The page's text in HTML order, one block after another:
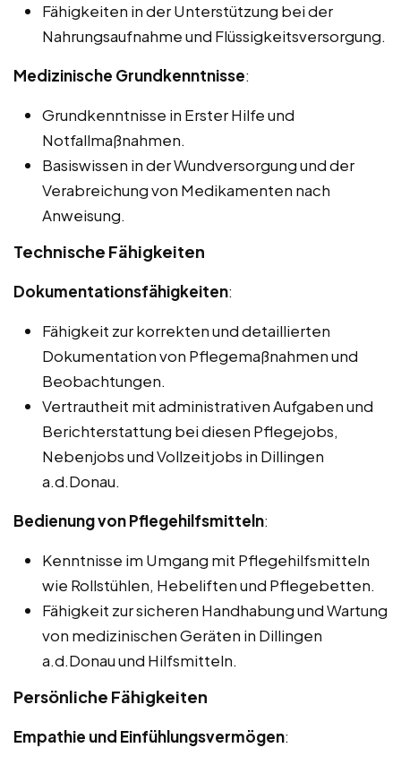
Fähigkeiten in der Unterstützung bei der
Nahrungsaufnahme und Flüssigkeitsversorgung.
Medizinische Grundkenntnisse:
Grundkenntnisse in Erster Hilfe und
Notfallmaßnahmen.
Basiswissen in der Wundversorgung und der
Verabreichung von Medikamenten nach
Anweisung.
Technische Fähigkeiten
Dokumentationsfähigkeiten:
Fähigkeit zur korrekten und detaillierten
Dokumentation von Pflegemaßnahmen und
Beobachtungen.
Vertrautheit mit administrativen Aufgaben und
Berichterstattung bei diesen Pflegejobs,
Nebenjobs und Vollzeitjobs in Dillingen
a.d.Donau.
Bedienung von Pflegehilfsmitteln:
Kenntnisse im Umgang mit Pflegehilfsmitteln
wie Rollstühlen, Hebeliften und Pflegebetten.
Fähigkeit zur sicheren Handhabung und Wartung
von medizinischen Geräten in Dillingen
a.d.Donau und Hilfsmitteln.
Persönliche Fähigkeiten
Empathie und Einfühlungsvermögen: